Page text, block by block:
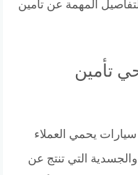
المهمة عن تأمين
تأمين
يحمي العملاء
التي تنتج عن